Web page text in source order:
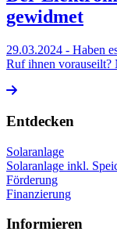
gewidmet
29.03.2024 - Haben
Ruf ihnen vorauseilt?
Entdecken
Solaranlage
Solaranlage inkl.
Förderung
Finanzierung
Informieren